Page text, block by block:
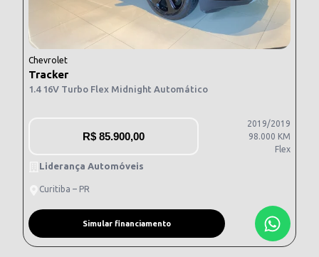
Chevrolet
Tracker
1.4 16V Turbo Flex Midnight Automático
R$ 85.900,00
2019/2019
98.000 KM
Flex
Liderança Automóveis
Curitiba – PR
Simular financiamento